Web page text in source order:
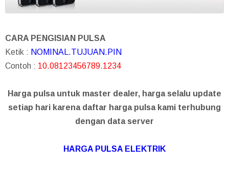
CARA PENGISIAN PULSA
Ketik : NOMINAL.TUJUAN.PIN
Contoh : 10.08123456789.1234
Harga pulsa untuk master dealer, harga selalu update
setiap hari karena daftar harga pulsa kami terhubung
dengan data server
HARGA PULSA ELEKTRIK